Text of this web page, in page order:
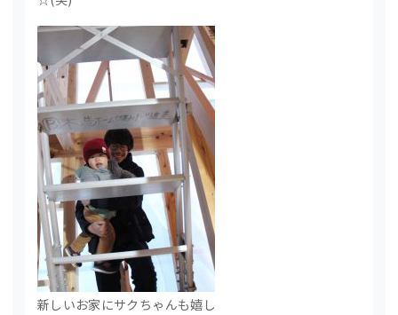
新しいお家にサクちゃんも嬉し